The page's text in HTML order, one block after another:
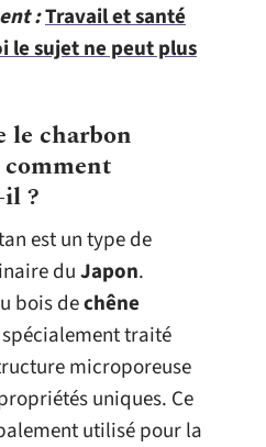
:Travail et santé
le sujet ne peut plus
le charbon
?
est un type de
duJapon.
bois dechêne
traité
microporeuse
uniques. Ce
utilisé pour la